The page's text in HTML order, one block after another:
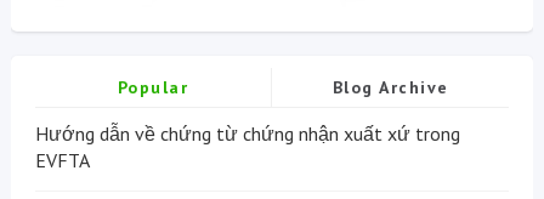
Popular Blog Archive
Hướng dẫn về chứng từ chứng nhận xuất xứ trong
EVFTA